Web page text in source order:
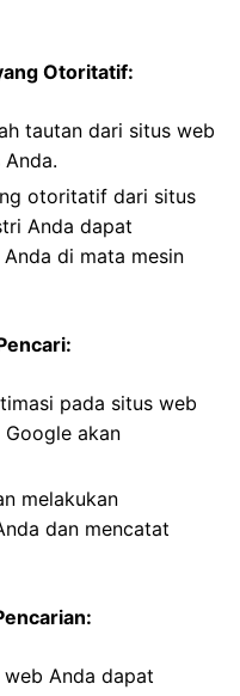
Otoritatif:
tautan dari situs web
otoritatif dari situs
Anda dapat
di mata mesin
pada situs web
akan
melakukan
dan mencatat
Anda dapat